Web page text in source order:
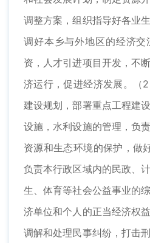
调整方案，组织指导好各业
调好本乡与外地区的经济交
资，人才引进项目开发，不
济运行，促进经济发展。（
建设规划，部署重点工程建
设施，水利设施的管理，负
资源和生态环境的保护，做
负责本行政区域内的民政、
生、体育等社会公益事业的
济单位和个人的正当经济权
调解和处理民事纠纷，打击